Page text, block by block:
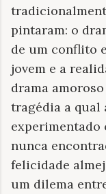
pintaram: o
de um conflito
jovem e a
drama
tragédia a qual
experimentado
nunca
felicidade
um dilema